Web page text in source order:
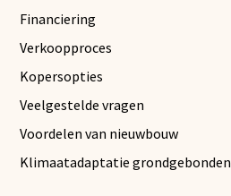
Financiering
Verkoopproces
Kopersopties
Veelgestelde vragen
Voordelen van nieuwbouw
Klimaatadaptatie grondgebonden